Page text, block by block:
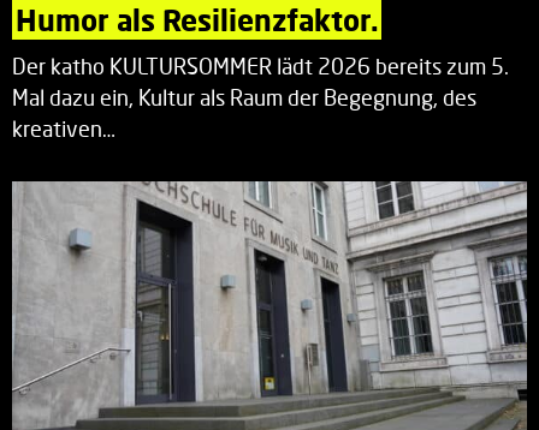
Humor als Resilienzfaktor.
Der katho KULTURSOMMER lädt 2026 bereits zum 5.
Mal dazu ein, Kultur als Raum der Begegnung, des
kreativen…